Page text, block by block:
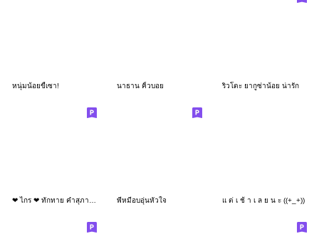
หนุ่มน้อยขี้เซา! นาธาน คิ้วบอย ริวโตะ ยากูซ่าน้อย น่ารัก
พี่หมีอบอุ่นหัวใจ แ ต่ เ ช้ า เ ล ย น ะ ((+_+))